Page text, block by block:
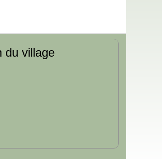
du village